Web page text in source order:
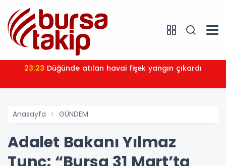
23:23 Düğünde atılan havai fişek yangın çıkardı
Anasayfa GÜNDEM
Adalet Bakanı Yılmaz